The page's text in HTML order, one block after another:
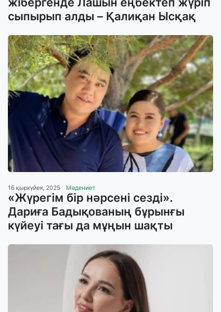
сыпырып алды – Қалиқан Ысқақ
16 қыркүйек, 2025 Мәдениет
«Жүрегім бір нәрсені сезді».
Дариға Бадықованың бұрынғы
күйеуі тағы да мұңын шақты